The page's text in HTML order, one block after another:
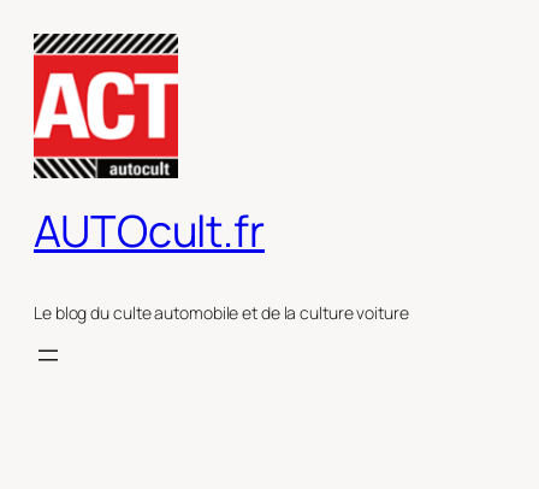
contenu
AUTOcult.fr
Le blog du culte automobile et de la culture voiture